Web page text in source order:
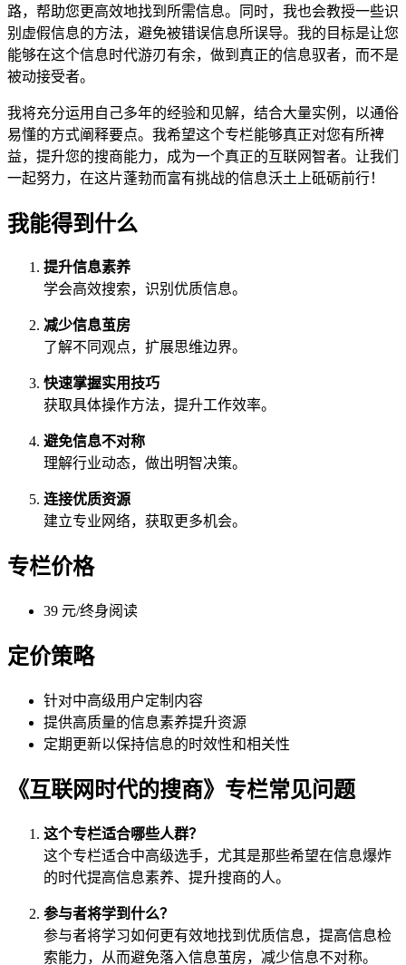
路，帮助您更高效地找到所需信息。同时，我也会教授一些识
别虚假信息的方法，避免被错误信息所误导。我的目标是让您
能够在这个信息时代游刃有余，做到真正的信息驭者，而不是
被动接受者。
我将充分运用自己多年的经验和见解，结合大量实例，以通俗
易懂的方式阐释要点。我希望这个专栏能够真正对您有所裨
益，提升您的搜商能力，成为一个真正的互联网智者。让我们
一起努力，在这片蓬勃而富有挑战的信息沃土上砥砺前行！
我能得到什么
提升信息素养
学会高效搜索，识别优质信息。
减少信息茧房
了解不同观点，扩展思维边界。
快速掌握实用技巧
获取具体操作方法，提升工作效率。
避免信息不对称
理解行业动态，做出明智决策。
连接优质资源
建立专业网络，获取更多机会。
专栏价格
39 元/终身阅读
定价策略
针对中高级用户定制内容
提供高质量的信息素养提升资源
定期更新以保持信息的时效性和相关性
《互联网时代的搜商》专栏常见问题
这个专栏适合哪些人群？
这个专栏适合中高级选手，尤其是那些希望在信息爆炸
的时代提高信息素养、提升搜商的人。
参与者将学到什么？
参与者将学习如何更有效地找到优质信息，提高信息检
索能力，从而避免落入信息茧房，减少信息不对称。